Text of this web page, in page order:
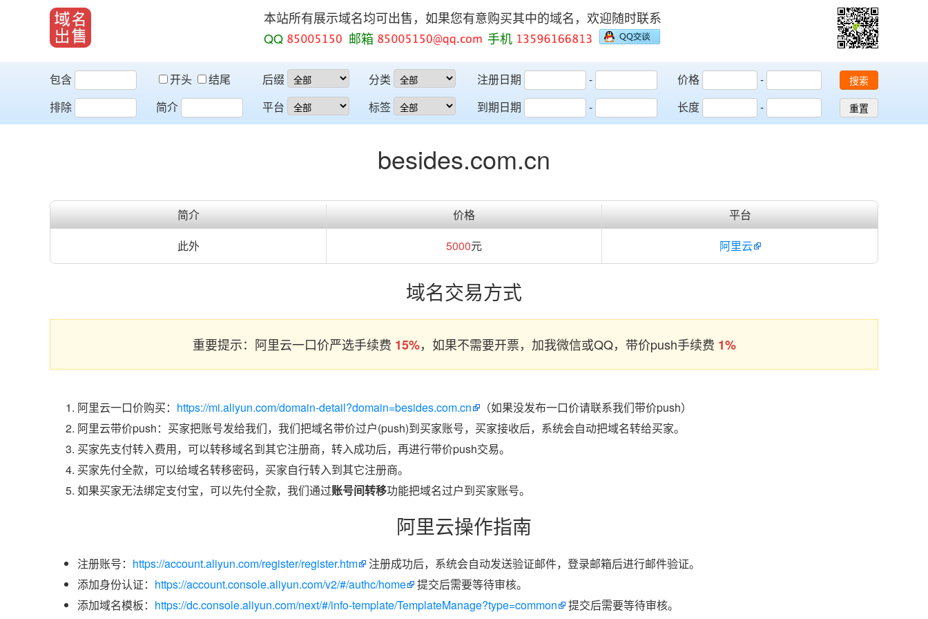
本站所有展示域名均可出售，如果您有意购买其中的域名，欢迎随时联系
QQ
邮箱 手机
包含 开头
结尾
排除
简介
后缀
平台
分类
标签
注册日期
-
到期日期
-
价格
-
长度
-
搜索
重置
besides.com.cn
简介 价格
平台
此外
5000元 阿里云
域名交易方式
重要提示：阿里云一口价严选手续费 15%，如果不需要开票，加我微信或QQ，带价push手续费 1%
阿里云一口价购买： https://mi.aliyun.com/domain-detail?domain=besides.com.cn
（如果没发布一口价请联系我们带价push）
阿里云带价push：买家把账号发给我们，我们把域名带价过户(push)到买家账号，买家接收后，系统会自动把域名转给买家。
买家先支付转入费用，可以转移域名到其它注册商，转入成功后，再进行带价push交易。
买家先付全款，可以给域名转移密码，买家自行转入到其它注册商。
如果买家无法绑定支付宝，可以先付全款，我们通过账号间转移功能把域名过户到买家账号。
阿里云操作指南
注册账号： https://account.aliyun.com/register/register.htm
注册成功后，系统会自动发送验证邮件，登录邮箱后进行邮件验证。
添加身份认证： https://account.console.aliyun.com/v2/#/authc/home
提交后需要等待审核。
添加域名模板： https://dc.console.aliyun.com/next/#/info-template/TemplateManage?type=common
提交后需要等待审核。